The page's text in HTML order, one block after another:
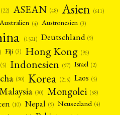
(22) ASEAN (48) Asien (611)
Australien (4) Austronesien (3)
(1521) Deutschland (9)
Fiji (3) Hong Kong (96)
(5) Indonesien (97) Israel (2)
(30) Korea (215) Laos (5)
Malaysia (30) Mongolei (58)
(10) Nepal (9) Neuseeland (4)